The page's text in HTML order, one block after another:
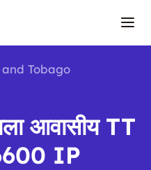
Tobago
आवासीय TT
IP